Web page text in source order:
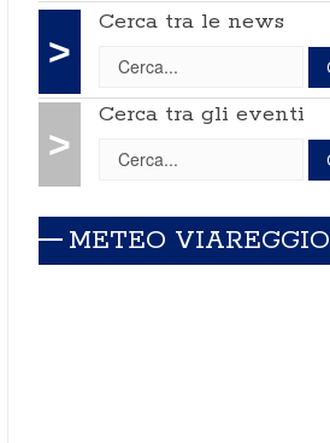
>
Cerca tra le news
>
Cerca tra gli eventi
METEO VIAREGGIO